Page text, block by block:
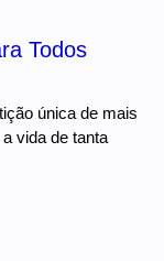
Todos
única de mais
vida de tanta